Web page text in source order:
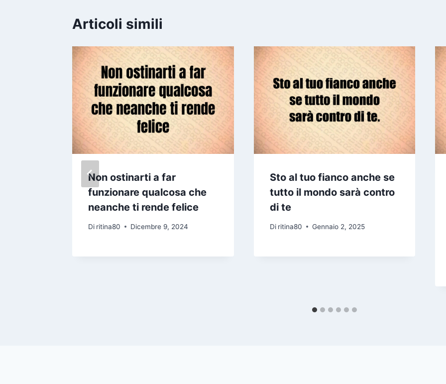
Articoli simili
Non ostinarti a far
funzionare qualcosa che
neanche ti rende felice
Di ritina80 Dicembre 9, 2024
Sto al tuo fianco anche se
tutto il mondo sarà contro
di te
Di ritina80 Gennaio 2, 2025